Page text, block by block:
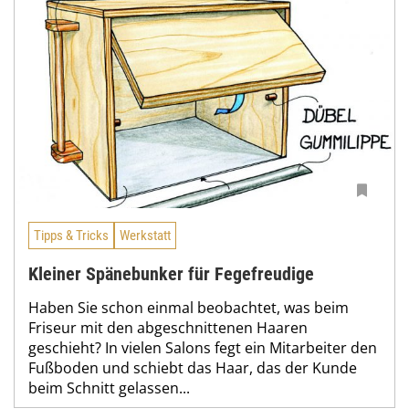
Tipps & Tricks Werkstatt
Kleiner Spänebunker für Fegefreudige
Haben Sie schon einmal beobachtet, was beim
Friseur mit den abgeschnittenen Haaren
geschieht? In vielen Salons fegt ein Mitarbeiter den
Fußboden und schiebt das Haar, das der Kunde
beim Schnitt gelassen...